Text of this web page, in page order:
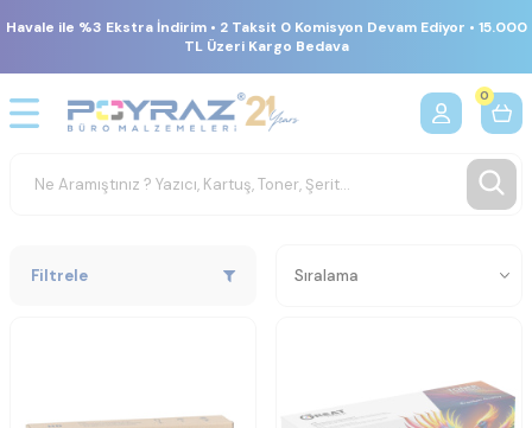
Havale ile %3 Ekstra İndirim • 2 Taksit 0 Komisyon Devam Ediyor • 15.000
TL Üzeri Kargo Bedava
0
Filtrele